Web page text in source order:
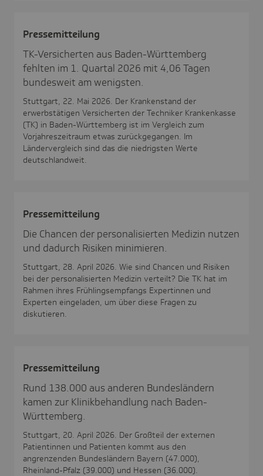
Pres­se­mit­tei­lung
TK-Versicherten aus Baden-Württemberg
fehlten im 1. Quartal 2026 mit 4,06 Tagen
bundesweit am wenigsten.
Stuttgart, 22. Mai 2026. Der Krankenstand der
erwerbstätigen Versicherten der Techniker Krankenkasse
(TK) in Baden-Württemberg ist im Vergleich zum
Vorjahreszeitraum etwas zurückgegangen. Im
Ländervergleich sind das die niedrigsten Werte
deutschlandweit.
Pres­se­mit­tei­lung
Die Chancen der personalisierten Medizin nutzen
und dadurch Risiken minimieren.
Stuttgart, 28. April 2026. Wie sind Chancen und Risiken
bei der personalisierten Medizin verteilt? Die TK hat im
Rahmen ihres Frühlingsempfangs Expertinnen und
Experten eingeladen, um über diese Fragen zu
diskutieren.
Pres­se­mit­tei­lung
Rund 138.000 aus anderen Bundesländern
kamen zur Klinikbehandlung nach Baden-
Württemberg.
Stuttgart, 20. April 2026. Der Großteil der externen
Patientinnen und Patienten kommt aus den
angrenzenden Bundesländern Bayern (47.000),
Rheinland-Pfalz (39.000) und Hessen (36.000).